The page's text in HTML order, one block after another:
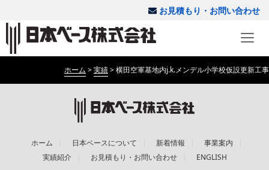
お見積もり・お問い合わせ
ホーム >実績>横田空軍基地内j.k.メンデル小学校仮設更新工事
ホーム 日本ベースについて 新着情報
事業案内
実績紹介
お見積もり・お問い合わせ ENGLISH